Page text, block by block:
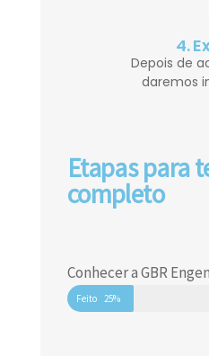
4.
Depois de
daremos
Etapas para
completo
Conhecer a GBR
Feito 25%